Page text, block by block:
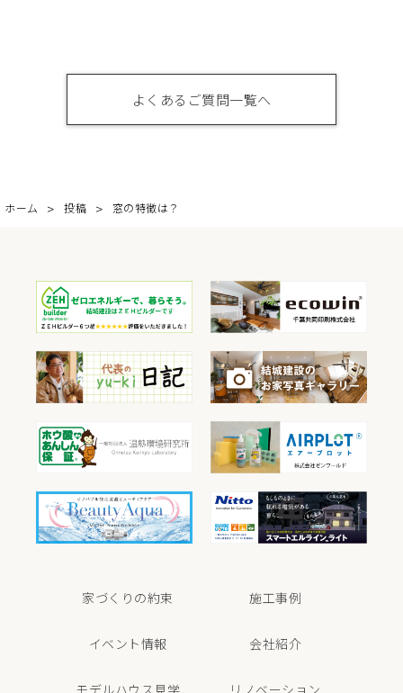
よくあるご質問一覧へ
ホーム 投稿 窓の特徴は？
家づくりの約束 施工事例
イベント情報 会社紹介